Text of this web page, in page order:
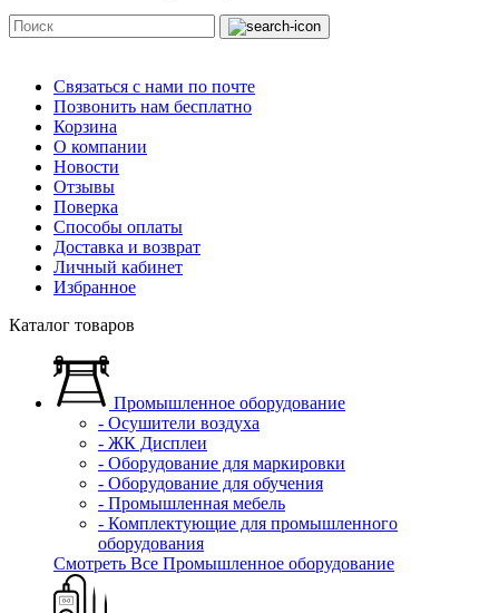
Связаться с нами по почте
Позвонить нам бесплатно
Корзина
О компании
Новости
Отзывы
Поверка
Способы оплаты
Доставка и возврат
Личный кабинет
Избранное
Каталог товаров
Промышленное оборудование
- Осушители воздуха
- ЖК Дисплеи
- Оборудование для маркировки
- Оборудование для обучения
- Промышленная мебель
- Комплектующие для промышленного
оборудования
Смотреть Все Промышленное оборудование